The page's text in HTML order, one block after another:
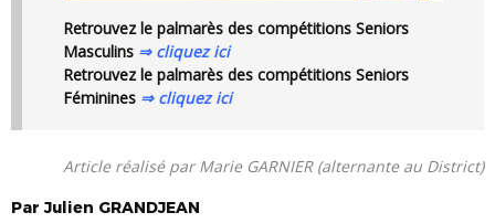
Retrouvez le palmarès des compétitions Seniors
Masculins ⇒ cliquez ici
Retrouvez le palmarès des compétitions Seniors
Féminines ⇒ cliquez ici
Article réalisé par Marie GARNIER (alternante au District)
ParJulien GRANDJEAN